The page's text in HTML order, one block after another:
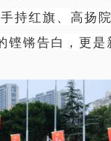
持红旗、高扬
铿锵告白，更